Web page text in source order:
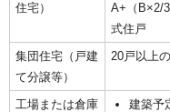
住宅）
A+（B×2/
式住戸
集団住宅（戸建
て分譲等）
20戸以上
工場または倉庫
建築予